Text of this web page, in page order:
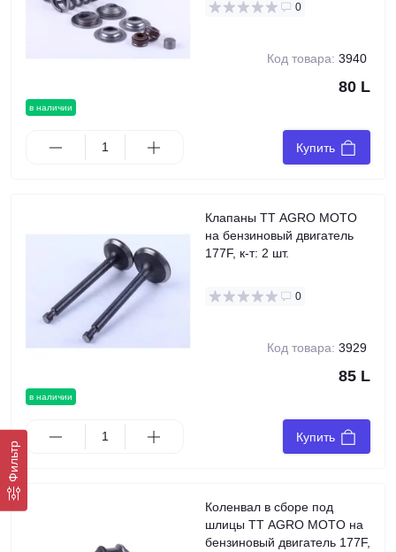
Фильтр
в наличии
0
Код товара: 3940
80 L
Купить
в наличии
Клапаны TT AGRO MOTO
на бензиновый двигатель
177F, к-т: 2 шт.
0
Код товара: 3929
85 L
Купить
Коленвал в сборе под
шлицы TT AGRO MOTO на
бензиновый двигатель 177F,